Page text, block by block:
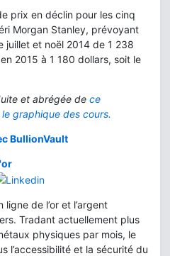
prix en déclin pour les cinq
Morgan Stanley, prévoyant
juillet et noël 2014 de 1 238
2015 à 1 180 dollars, soit le
et abrégée de ce
graphique des cours.
BullionVault
de l’or et l’argent
Tradant actuellement plus
physiques par mois, le
l’accessibilité et la sécurité du